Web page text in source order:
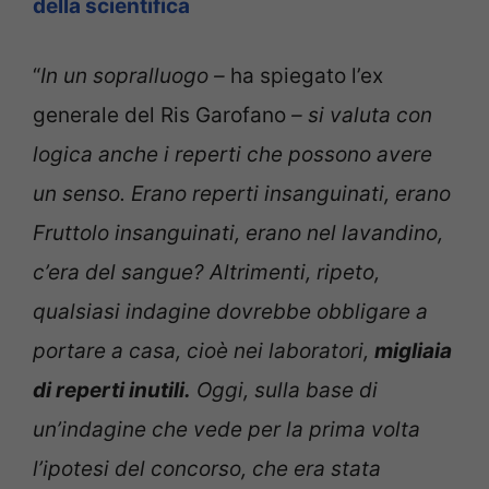
della scientifica
“In un sopralluogo – ha spiegato l’ex
generale del Ris Garofano – si valuta con
logica anche i reperti che possono avere
un senso. Erano reperti insanguinati, erano
Fruttolo insanguinati, erano nel lavandino,
c’era del sangue? Altrimenti, ripeto,
qualsiasi indagine dovrebbe obbligare a
portare a casa, cioè nei laboratori, migliaia
di reperti inutili. Oggi, sulla base di
un’indagine che vede per la prima volta
l’ipotesi del concorso, che era stata